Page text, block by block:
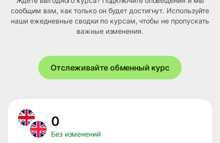
сообщим вам, как только он будет достигнут. Используйте
наши ежедневные сводки по курсам, чтобы не пропускать
важные изменения.
Отслеживайте обменный курс
0
Без изменений